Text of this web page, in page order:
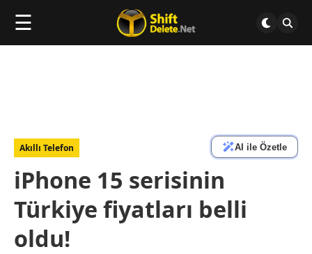
☰
Akıllı Telefon AI ile Özetle
iPhone 15 serisinin
Türkiye fiyatları belli
oldu!